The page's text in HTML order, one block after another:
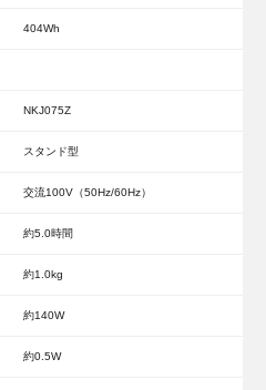
404Wh
NKJ075Z
スタンド型
交流100V（50Hz/60Hz）
約5.0時間
約1.0kg
約140W
約0.5W